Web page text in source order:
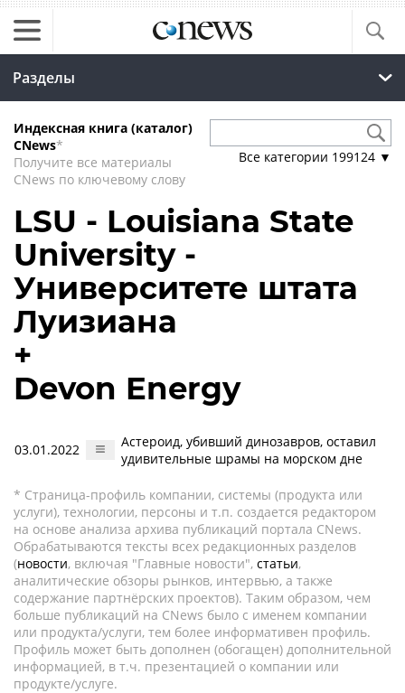
Разделы
Индексная книга (каталог)
CNews*
Получите все материалы
CNews по ключевому слову
Все категории 199124 ▼
LSU - Louisiana State
University -
Университете штата
Луизиана
+
Devon Energy
03.01.2022
Астероид, убивший динозавров, оставил
удивительные шрамы на морском дне
* Страница-профиль компании, системы (продукта или
услуги), технологии, персоны и т.п. создается редактором
на основе анализа архива публикаций портала CNews.
Обрабатываются тексты всех редакционных разделов
(новости, включая "Главные новости", статьи,
аналитические обзоры рынков, интервью, а также
содержание партнёрских проектов). Таким образом, чем
больше публикаций на CNews было с именем компании
или продукта/услуги, тем более информативен профиль.
Профиль может быть дополнен (обогащен) дополнительной
информацией, в т.ч. презентацией о компании или
продукте/услуге.